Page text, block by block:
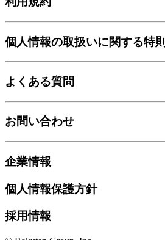
個人情報の取扱いに関する特則
よくある質問
お問い合わせ
企業情報
個人情報保護方針
採用情報